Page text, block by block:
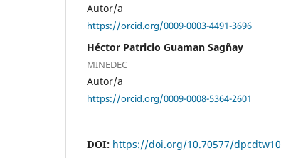
Autor/a
https://orcid.org/0009-0003-4491-3696
Héctor Patricio Guaman Sagñay
MINEDEC
Autor/a
https://orcid.org/0009-0008-5364-2601
DOI: https://doi.org/10.70577/dpcdtw10